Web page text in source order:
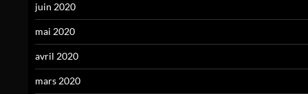
juin 2020
mai 2020
avril 2020
mars 2020